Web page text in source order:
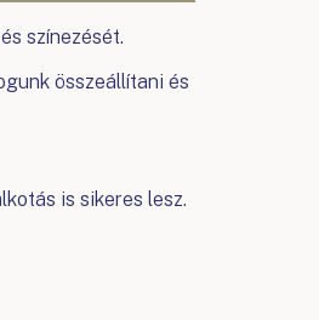
színezését.
összeállítani és
is sikeres lesz.